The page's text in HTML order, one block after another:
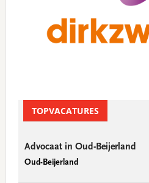
TOPVACATURES
Advocaat in Oud-Beijerland
Oud-Beijerland